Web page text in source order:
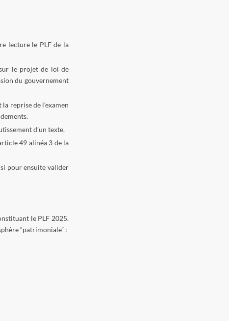
lecture le PLF de la
le projet de loi de
du gouvernement
la reprise de l’examen
d’un texte.
49 alinéa 3 de la
pour ensuite valider
le PLF 2025.
“patrimoniale” :